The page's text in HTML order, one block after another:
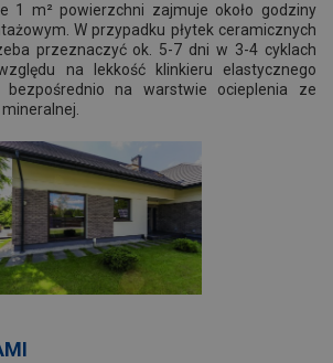
1 m² powierzchni zajmuje około godziny
W przypadku płytek ceramicznych
przeznaczyć ok. 5-7 dni w 3-4 cyklach
na lekkość klinkieru elastycznego
bezpośrednio na warstwie ocieplenia ze